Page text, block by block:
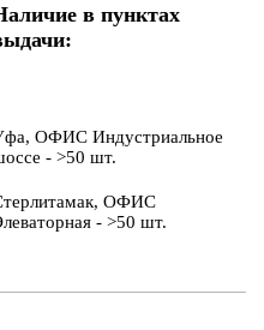
в пунктах
ОФИС Индустриальное
- >50 шт.
ОФИС
- >50 шт.